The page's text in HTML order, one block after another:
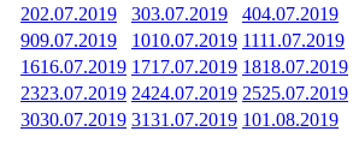
202.07.2019 303.07.2019 404.07.2019
909.07.2019 1010.07.2019 1111.07.2019
1616.07.2019 1717.07.2019 1818.07.2019
2323.07.2019 2424.07.2019 2525.07.2019
3030.07.2019 3131.07.2019 101.08.2019